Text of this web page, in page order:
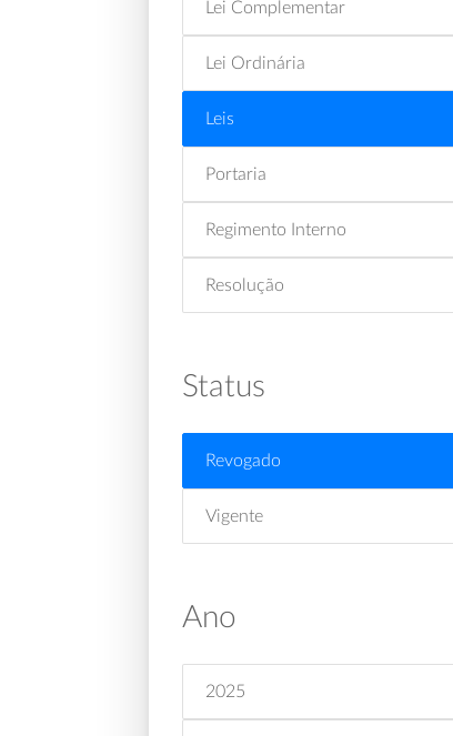
Lei Complementar
Lei Ordinária
Leis
Portaria
Regimento Interno
Resolução
Status
Revogado
Vigente
Ano
2025